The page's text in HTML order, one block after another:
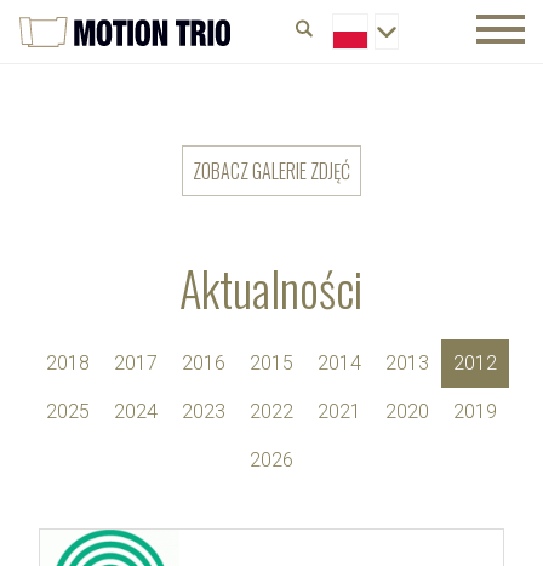
Aktualności
ZOBACZ GALERIE ZDJĘĆ
2012
2013
2014
2015
2016
2017
2018
2019
2020
2021
2022
2023
2024
2025
2026